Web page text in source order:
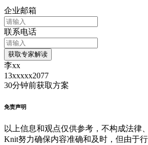
企业邮箱
联系电话
获取专家解读
李xx
13xxxxx2077
30分钟前获取方案
免责声明
以上信息和观点仅供参考，不构成法律
Knit努力确保内容准确和及时，但由于